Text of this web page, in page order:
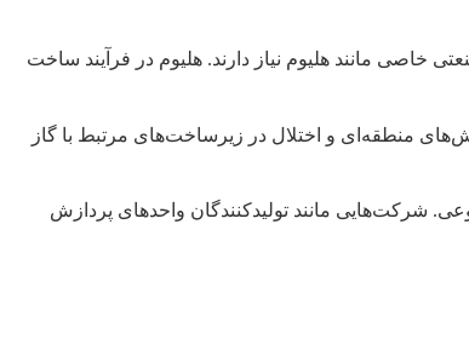
خاصی مانند هلیوم نیاز دارند. هلیوم در فرآیند ساخت
منطقه‌ای و اختلال در زیرساخت‌های مرتبط با گاز
شرکت‌هایی مانند تولیدکنندگان واحدهای پردازش